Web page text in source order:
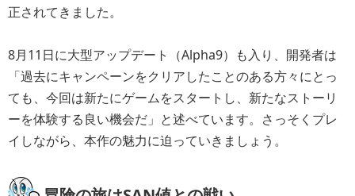
正されてきました。
8月11日に大型アップデート（Alpha9）も入り、開発者は
「過去にキャンペーンをクリアしたことのある方々にとっ
ても、今回は新たにゲームをスタートし、新たなストーリ
ーを体験する良い機会だ」と述べています。さっそくプレ
イしながら、本作の魅力に迫っていきましょう。